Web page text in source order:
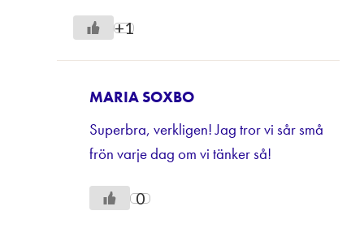
+1
MARIA SOXBO
Superbra, verkligen! Jag tror vi sår små
frön varje dag om vi tänker så!
0